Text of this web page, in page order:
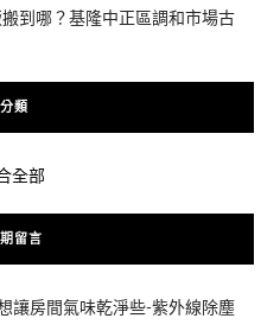
到哪？基隆中正區調和市場古
分類
全部
留言
讓房間氣味乾淨些-紫外線除塵